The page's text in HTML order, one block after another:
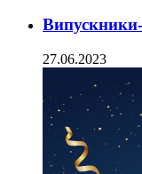
27.06.2023